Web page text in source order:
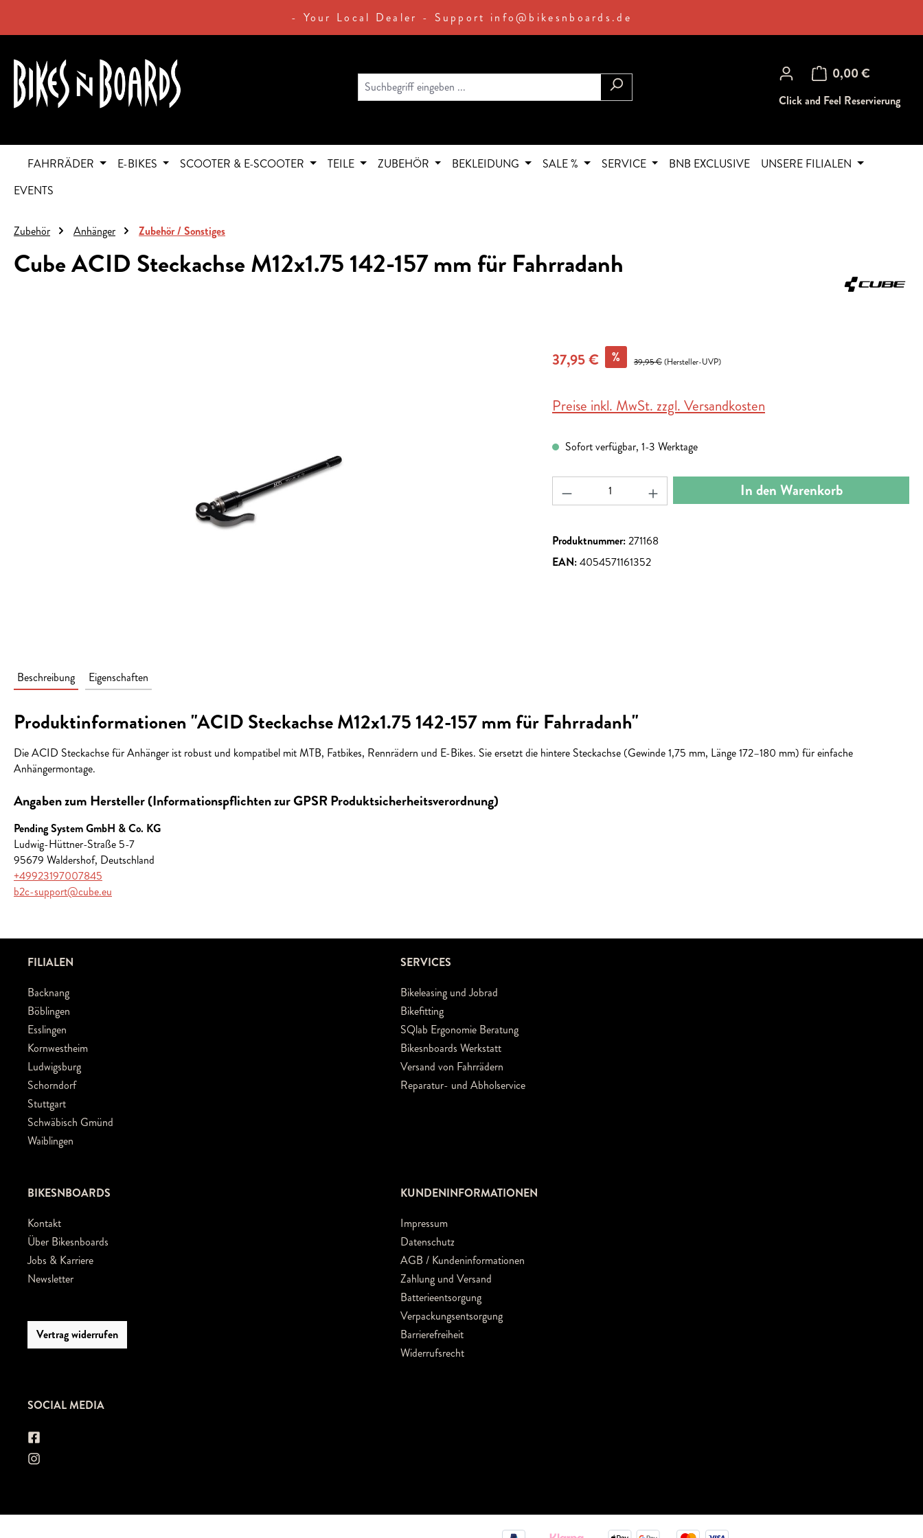
- Your Local Dealer - Support info@bikesnboards.de
0,00 €
Warenkorb enthält 0
Click and Feel Reservierung
FAHRRÄDER E-BIKES SCOOTER & E-SCOOTER TEILE ZUBEHÖR BEKLEIDUNG SALE % SERVICE BNB EXCLUSIVE
UNSERE FILIALEN
EVENTS
Zubehör Anhänger Zubehör / Sonstiges
Cube ACID Steckachse M12x1.75 142-157 mm für Fahrradanh
37,95 € % 39,95 €(Hersteller-UVP)
Preise inkl. MwSt. zzgl. Versandkosten
Sofort verfügbar, 1-3 Werktage
Produkt Anzahl: Gib den gewünschten Wert ein oder
In den Warenkorb
Produktnummer:271168
EAN:4054571161352
Beschreibung Eigenschaften
Produktinformationen "ACID Steckachse M12x1.75 142-157 mm für Fahrradanh"
Die ACID Steckachse für Anhänger ist robust und kompatibel mit MTB, Fatbikes, Rennrädern und E-Bikes. Sie ersetzt die hintere Steckachse (Gewinde 1,75 mm, Länge 172–180 mm) für einfache
Anhängermontage.
Angaben zum Hersteller (Informationspflichten zur GPSR Produktsicherheitsverordnung)
Pending System GmbH & Co. KG
Ludwig-Hüttner-Straße 5-7
95679 Waldershof, Deutschland
+49923197007845
b2c-support@cube.eu
FILIALEN
Backnang
Böblingen
Esslingen
Kornwestheim
Ludwigsburg
Schorndorf
Stuttgart
Schwäbisch Gmünd
Waiblingen
SERVICES
Bikeleasing und Jobrad
Bikefitting
SQlab Ergonomie Beratung
Bikesnboards Werkstatt
Versand von Fahrrädern
Reparatur- und Abholservice
BIKESNBOARDS
Kontakt
Über Bikesnboards
Jobs & Karriere
Newsletter
Vertrag widerrufen
KUNDENINFORMATIONEN
Impressum
Datenschutz
AGB / Kundeninformationen
Zahlung und Versand
Batterieentsorgung
Verpackungsentsorgung
Barrierefreiheit
Widerrufsrecht
SOCIAL MEDIA